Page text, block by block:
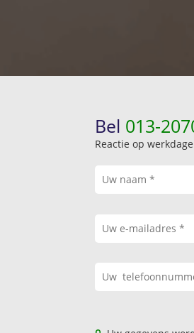
Bel 013-
Reactie op